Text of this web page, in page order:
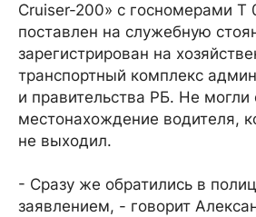
Cruiser-200» с госномерами Т
поставлен на служебную
зарегистрирован на
транспортный комплекс
и правительства РБ. Не могли
местонахождение водителя,
не выходил.
- Сразу же обратились в
заявлением, - говорит